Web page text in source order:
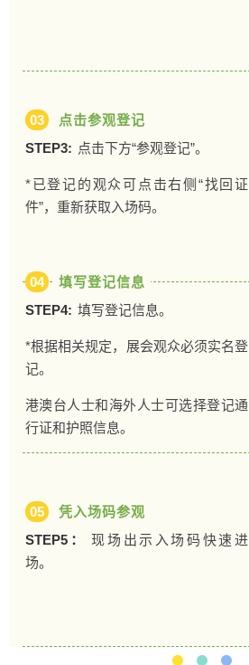
03
点击参观登记
STEP3: 点击下方“参观登记”。
*已登记的观众可点击右侧“找回证
件”，重新获取入场码。
04
填写登记信息
STEP4: 填写登记信息。
*根据相关规定，展会观众必须实名登
记。
港澳台人士和海外人士可选择登记通
行证和护照信息。
05
凭入场码参观
STEP5：
现场出示入场码快速进
场。